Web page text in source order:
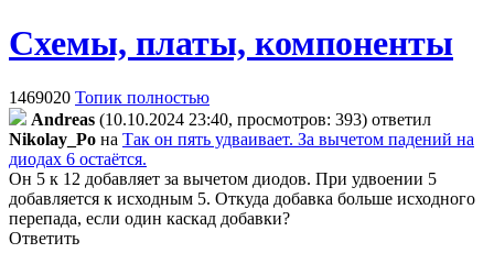
Схемы, платы, компоненты
1469020 Топик полностью
Andreas (10.10.2024 23:40, просмотров: 393) ответил
Nikolay_Po на Так он пять удваивает. За вычетом падений на
диодах 6 остаётся.
Он 5 к 12 добавляет за вычетом диодов. При удвоении 5
добавляется к исходным 5. Откуда добавка больше исходного
перепада, если один каскад добавки?
Ответить